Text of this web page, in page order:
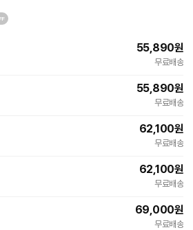
55,890원
무료배송
55,890원
무료배송
62,100원
무료배송
62,100원
무료배송
69,000원
무료배송